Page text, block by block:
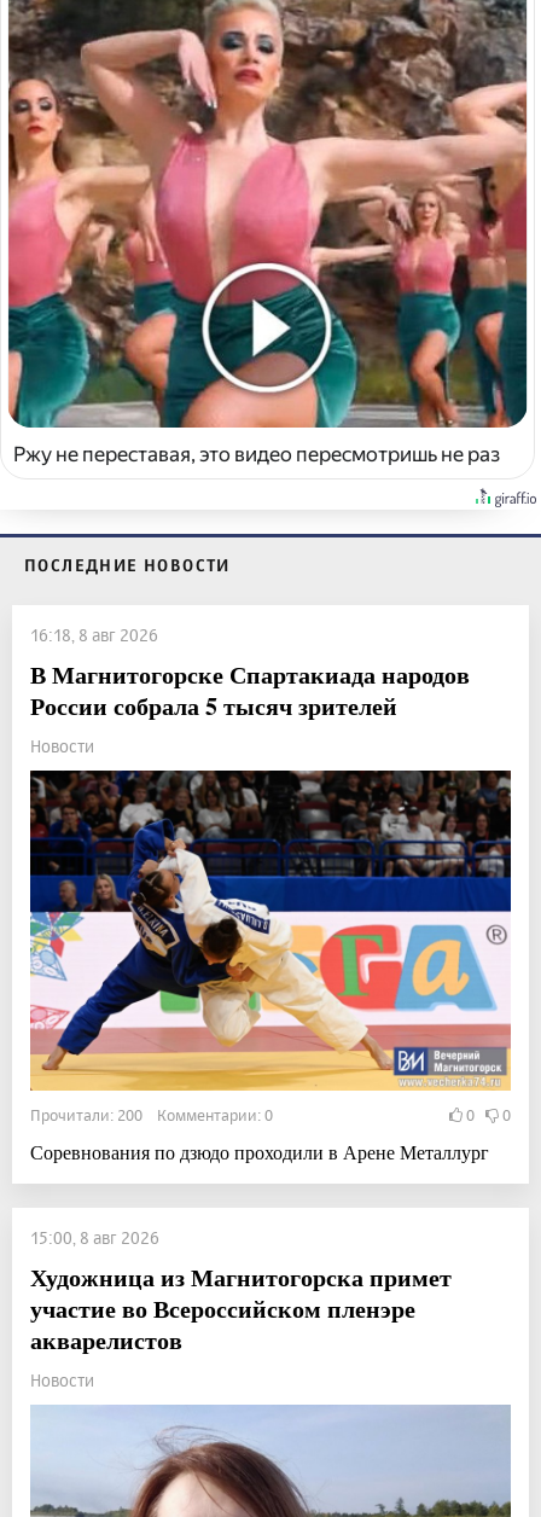
Ржу не переставая, это видео пересмотришь не раз
ПОСЛЕДНИЕ НОВОСТИ
16:18, 8 авг 2026
В Магнитогорске Спартакиада народов
России собрала 5 тысяч зрителей
Новости
Прочитали: 200 Комментарии: 0 0 0
Соревнования по дзюдо проходили в Арене Металлург
15:00, 8 авг 2026
Художница из Магнитогорска примет
участие во Всероссийском пленэре
акварелистов
Новости